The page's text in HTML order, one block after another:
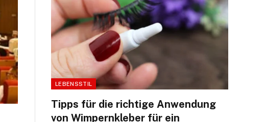
LEBENSSTIL
Tipps für die richtige Anwendung
von Wimpernkleber für ein